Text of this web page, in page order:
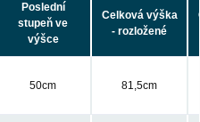
Poslední
stupeň ve
výšce
Celková výška
- rozložené
50cm 81,5cm